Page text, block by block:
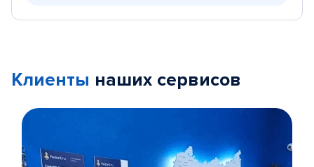
Клиенты наших сервисов